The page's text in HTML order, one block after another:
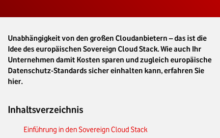
Unabhängigkeit von den großen Cloudanbietern – das ist die
Idee des europäischen Sovereign Cloud Stack. Wie auch Ihr
Unternehmen damit Kosten sparen und zugleich europäische
Datenschutz-Standards sicher einhalten kann, erfahren Sie
hier.
Inhaltsverzeichnis
Einführung in den Sovereign Cloud Stack